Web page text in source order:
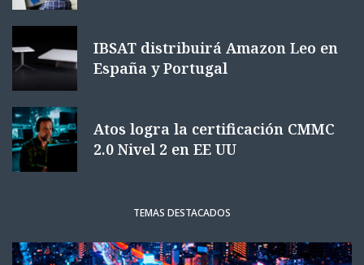
IBSAT distribuirá Amazon Leo en
España y Portugal
Atos logra la certificación CMMC
2.0 Nivel 2 en EE UU
TEMAS DESTACADOS